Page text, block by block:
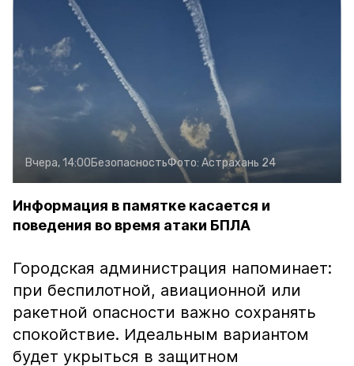
Вчера, 14:00БезопасностьФото: Астрахань 24
Информация в памятке касается и
поведения во время атаки БПЛА
Городская администрация напоминает:
при беспилотной, авиационной или
ракетной опасности важно сохранять
спокойствие. Идеальным вариантом
будет укрыться в защитном